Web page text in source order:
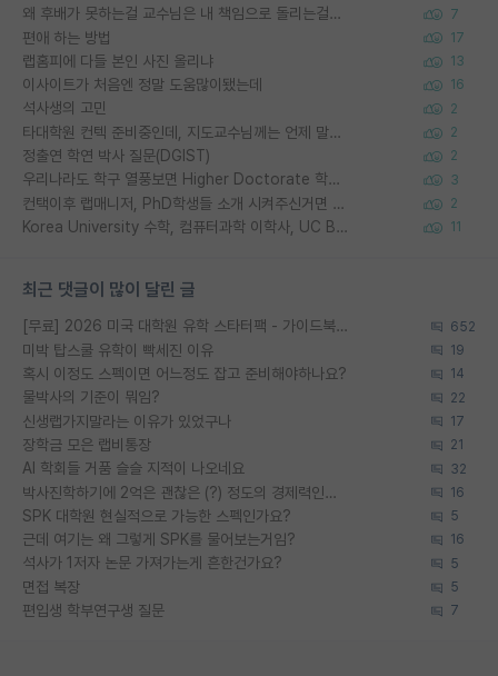
왜 후배가 못하는걸 교수님은 내 책임으로 돌리는걸까요? 7
편애 하는 방법 17
랩홈피에 다들 본인 사진 올리냐 13
이사이트가 처음엔 정말 도움많이됐는데 16
석사생의 고민 2
타대학원 컨텍 준비중인데, 지도교수님께는 언제 말씀드려야 할까요? 2
정출연 학연 박사 질문(DGIST) 2
우리나라도 학구 열풍보면 Higher Doctorate 학위가 필요하다고 봅니다. 3
컨택이후 랩매니저, PhD학생들 소개 시켜주신거면 거의 컨펌에 가깝나요? 2
Korea University 수학, 컴퓨터과학 이학사, UC Berkeley 산업공학 대학원 공학박사가 되는 것은 쉽지 않겠죠? 11
최근 댓글이 많이 달린 글
[무료] 2026 미국 대학원 유학 스타터팩 - 가이드북 & 합격자 컨택메일 템플릿 652
미박 탑스쿨 유학이 빡세진 이유 19
혹시 이정도 스펙이면 어느정도 잡고 준비해야하나요? 14
물박사의 기준이 뭐임? 22
신생랩가지말라는 이유가 있었구나 17
장학금 모은 랩비통장 21
AI 학회들 거품 슬슬 지적이 나오네요 32
박사진학하기에 2억은 괜찮은 (?) 정도의 경제력인가요 16
SPK 대학원 현실적으로 가능한 스펙인가요? 5
근데 여기는 왜 그렇게 SPK를 물어보는거임? 16
석사가 1저자 논문 가져가는게 흔한건가요? 5
면접 복장 5
편입생 학부연구생 질문 7